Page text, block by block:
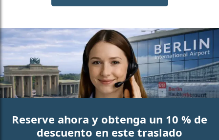
Reserve ahora y obtenga un 10 % de
descuento en este traslado